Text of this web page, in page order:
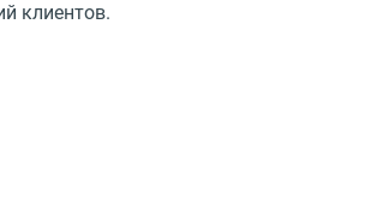
клиентов.